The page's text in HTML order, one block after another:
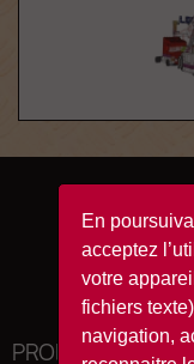
En
acceptez
votre
fichiers
navigation,
PRODUITS